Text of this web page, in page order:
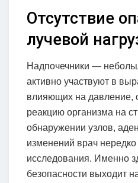
Отсутствие
лучевой
Надпочечники —
активно участвуют в
влияющих на давление,
реакцию организма на
обнаружении узлов,
изменений врач
исследования. Именно
безопасности выходит